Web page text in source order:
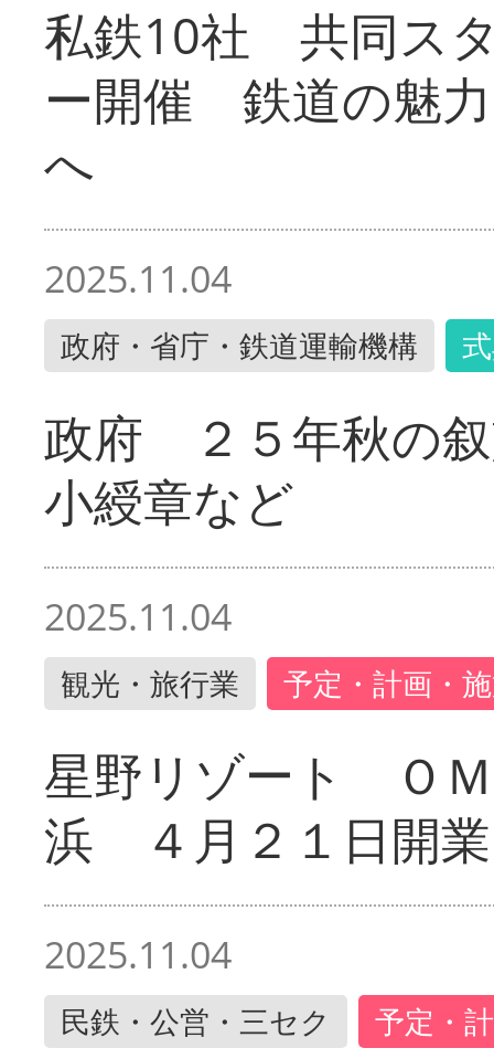
私鉄10社 共同ス
ー開催 鉄道の魅
へ
2025.11.04
政府・省庁・鉄道運輸機構
政府 ２５年秋の
小綬章など
2025.11.04
観光・旅行業 予定・計画・
星野リゾート Ｏ
浜 ４月２１日開業
2025.11.04
民鉄・公営・三セク 予定・